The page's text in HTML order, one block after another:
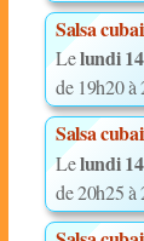
Salsa
Lelundi
de 19h20 à
Salsa
Lelundi
de 20h25 à